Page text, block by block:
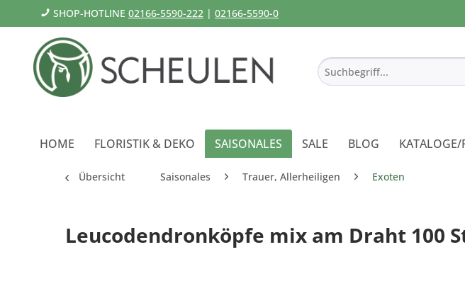
SHOP-HOTLINE 02166-5590-222 | 02166-5590-0
HOME FLORISTIK & DEKO SAISONALES SALE BLOG KATALOGE/
Übersicht Saisonales Trauer, Allerheiligen Exoten
Leucodendronköpfe mix am Draht 100